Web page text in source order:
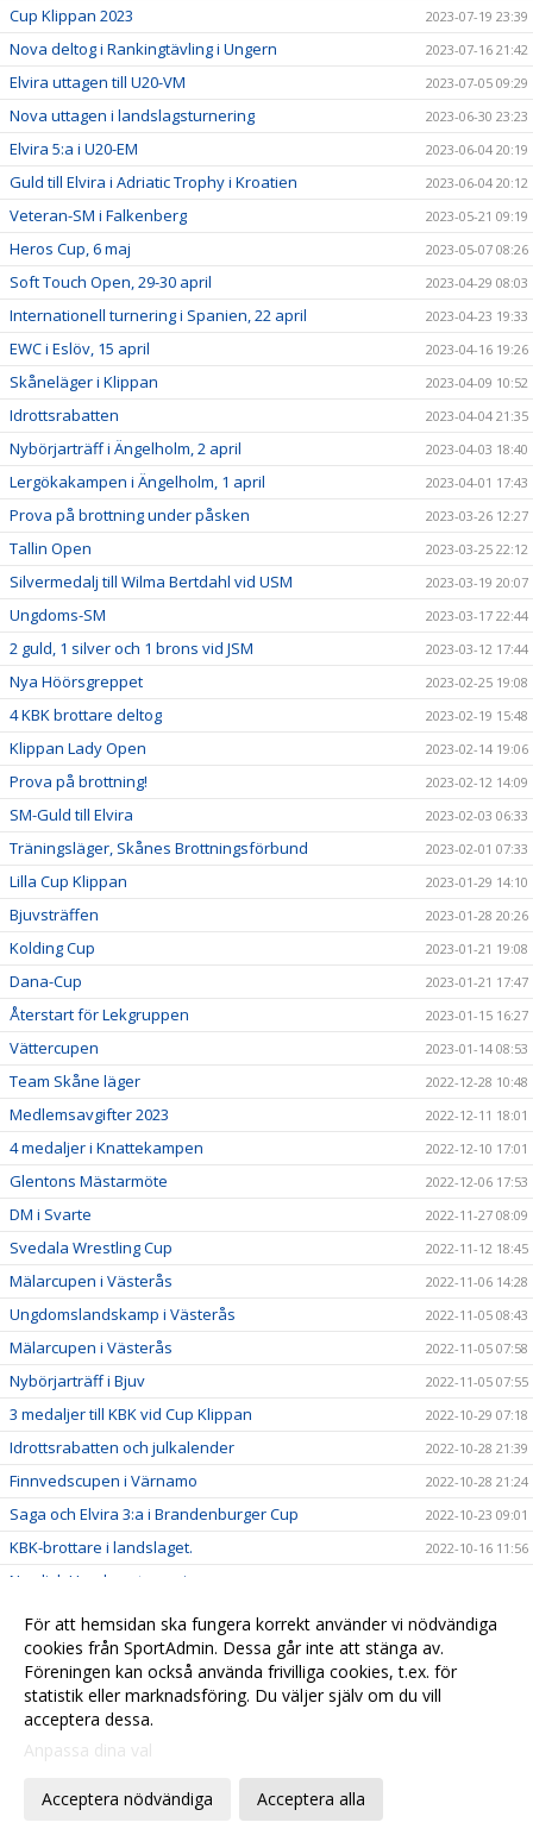
Cup Klippan 2023 2023-07-19 23:39
Nova deltog i Rankingtävling i Ungern 2023-07-16 21:42
Elvira uttagen till U20-VM 2023-07-05 09:29
Nova uttagen i landslagsturnering 2023-06-30 23:23
Elvira 5:a i U20-EM 2023-06-04 20:19
Guld till Elvira i Adriatic Trophy i Kroatien 2023-06-04 20:12
Veteran-SM i Falkenberg 2023-05-21 09:19
Heros Cup, 6 maj 2023-05-07 08:26
Soft Touch Open, 29-30 april 2023-04-29 08:03
Internationell turnering i Spanien, 22 april 2023-04-23 19:33
EWC i Eslöv, 15 april 2023-04-16 19:26
Skåneläger i Klippan 2023-04-09 10:52
Idrottsrabatten 2023-04-04 21:35
Nybörjarträff i Ängelholm, 2 april 2023-04-03 18:40
Lergökakampen i Ängelholm, 1 april 2023-04-01 17:43
Prova på brottning under påsken 2023-03-26 12:27
Tallin Open 2023-03-25 22:12
Silvermedalj till Wilma Bertdahl vid USM 2023-03-19 20:07
Ungdoms-SM 2023-03-17 22:44
2 guld, 1 silver och 1 brons vid JSM 2023-03-12 17:44
Nya Höörsgreppet 2023-02-25 19:08
4 KBK brottare deltog 2023-02-19 15:48
Klippan Lady Open 2023-02-14 19:06
Prova på brottning! 2023-02-12 14:09
SM-Guld till Elvira 2023-02-03 06:33
Träningsläger, Skånes Brottningsförbund 2023-02-01 07:33
Lilla Cup Klippan 2023-01-29 14:10
Bjuvsträffen 2023-01-28 20:26
Kolding Cup 2023-01-21 19:08
Dana-Cup 2023-01-21 17:47
Återstart för Lekgruppen 2023-01-15 16:27
Vättercupen 2023-01-14 08:53
Team Skåne läger 2022-12-28 10:48
Medlemsavgifter 2023 2022-12-11 18:01
4 medaljer i Knattekampen 2022-12-10 17:01
Glentons Mästarmöte 2022-12-06 17:53
DM i Svarte 2022-11-27 08:09
Svedala Wrestling Cup 2022-11-12 18:45
Mälarcupen i Västerås 2022-11-06 14:28
Ungdomslandskamp i Västerås 2022-11-05 08:43
Mälarcupen i Västerås 2022-11-05 07:58
Nybörjarträff i Bjuv 2022-11-05 07:55
3 medaljer till KBK vid Cup Klippan 2022-10-29 07:18
Idrottsrabatten och julkalender 2022-10-28 21:39
Finnvedscupen i Värnamo 2022-10-28 21:24
Saga och Elvira 3:a i Brandenburger Cup 2022-10-23 09:01
KBK-brottare i landslaget. 2022-10-16 11:56
Nordisk Ungdomsturnering
Öresundsträffen 2022-10-16 11:54
Richtoffcupen i Limhamn 2022-10-16 11:53
Hugo Svahn tävlade i Norge 2022-10-16 11:52
inställningar
Webbversion
För att hemsidan ska fungera korrekt använder vi nödvändiga
cookies från SportAdmin. Dessa går inte att stänga av.
Föreningen kan också använda frivilliga cookies, t.ex. för
statistik eller marknadsföring. Du väljer själv om du vill
acceptera dessa.
Anpassa dina val
Acceptera nödvändiga Acceptera alla